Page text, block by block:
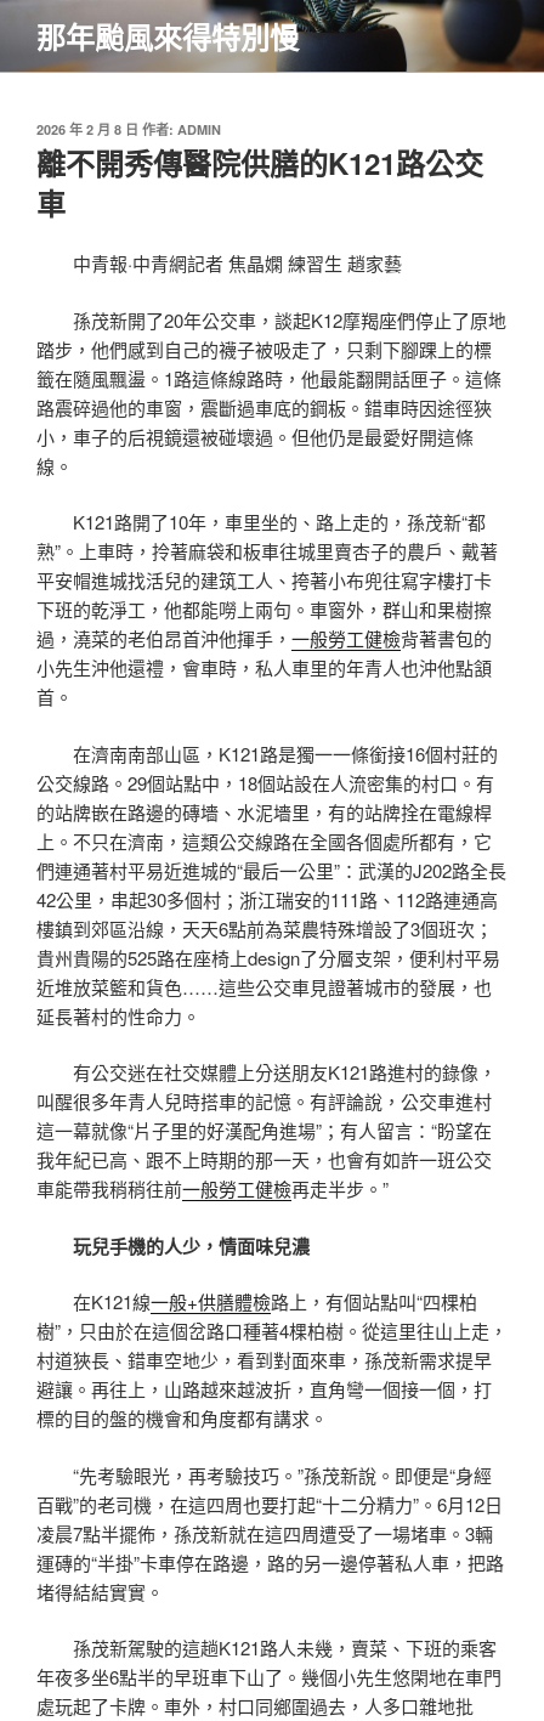
主
那年颱風來得特別慢
發
佈
於
2026 年 2 月 8 日 作者: ADMIN
離不開秀傳醫院供膳的K121路公交
車
中青報·中青網記者 焦晶嫻 練習生 趙家藝
孫茂新開了20年公交車，談起K12摩羯座們停止了原地
踏步，他們感到自己的襪子被吸走了，只剩下腳踝上的標
籤在隨風飄盪。1路這條線路時，他最能翻開話匣子。這條
路震碎過他的車窗，震斷過車底的鋼板。錯車時因途徑狹
小，車子的后視鏡還被碰壞過。但他仍是最愛好開這條
線。
K121路開了10年，車里坐的、路上走的，孫茂新“都
熟”。上車時，拎著麻袋和板車往城里賣杏子的農戶、戴著
平安帽進城找活兒的建筑工人、挎著小布兜往寫字樓打卡
下班的乾淨工，他都能嘮上兩句。車窗外，群山和果樹擦
過，澆菜的老伯昂首沖他揮手， 一般勞工健檢背著書包的
小先生沖他還禮，會車時，私人車里的年青人也沖他點頷
首。
在濟南南部山區，K121路是獨一一條銜接16個村莊的
公交線路。29個站點中，18個站設在人流密集的村口。有
的站牌嵌在路邊的磚墻、水泥墻里，有的站牌拴在電線桿
上。不只在濟南，這類公交線路在全國各個處所都有，它
們連通著村平易近進城的“最后一公里”：武漢的J202路全長
42公里，串起30多個村；浙江瑞安的111路、112路連通高
樓鎮到郊區沿線，天天6點前為菜農特殊增設了3個班次；
貴州貴陽的525路在座椅上design了分層支架，便利村平易
近堆放菜籃和貨色……這些公交車見證著城市的發展，也
延長著村的性命力。
有公交迷在社交媒體上分送朋友K121路進村的錄像，
叫醒很多年青人兒時搭車的記憶。有評論說，公交車進村
這一幕就像“片子里的好漢配角進場”；有人留言：“盼望在
我年紀已高、跟不上時期的那一天，也會有如許一班公交
車能帶我稍稍往前一般勞工健檢再走半步。”
玩兒手機的人少，情面味兒濃
在K121線一般+供膳體檢路上，有個站點叫“四棵柏
樹”，只由於在這個岔路口種著4棵柏樹。從這里往山上走，
村道狹長、錯車空地少，看到對面來車，孫茂新需求提早
避讓。再往上，山路越來越波折，直角彎一個接一個，打
標的目的盤的機會和角度都有講求。
“先考驗眼光，再考驗技巧。”孫茂新說。即便是“身經
百戰”的老司機，在這四周也要打起“十二分精力”。6月12日
凌晨7點半擺佈，孫茂新就在這四周遭受了一場堵車。3輛
運磚的“半掛”卡車停在路邊，路的另一邊停著私人車，把路
堵得結結實實。
孫茂新駕駛的這趟K121路人未幾，賣菜、下班的乘客
年夜多坐6點半的早班車下山了。幾個小先生悠閑地在車門
處玩起了卡牌。車外，村口同鄉圍過去，人多口雜地批